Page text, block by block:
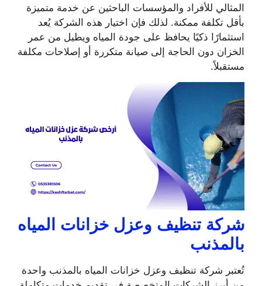
المثالي للأفراد والمؤسسات الباحثين عن خدمة متميزة
بأقل تكلفة ممكنة. لذلك فإن اختيار هذه الشركة يُعد
استثمارًا ذكيًا يحافظ على جودة المياه ويطيل من عمر
الخزان دون الحاجة إلى صيانة متكررة أو إصلاحات مكلفة
مستقبلاً.
شركة تنظيف وعزل خزانات المياه
بالمذنب
تُعتبر شركة تنظيف وعزل خزانات المياه بالمذنب واحدة